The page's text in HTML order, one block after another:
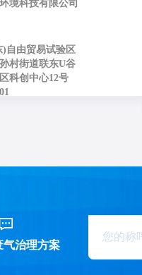
境科技有限公司
)自由贸易试验区
村街道联东U谷
科创中心12号
气治理方案